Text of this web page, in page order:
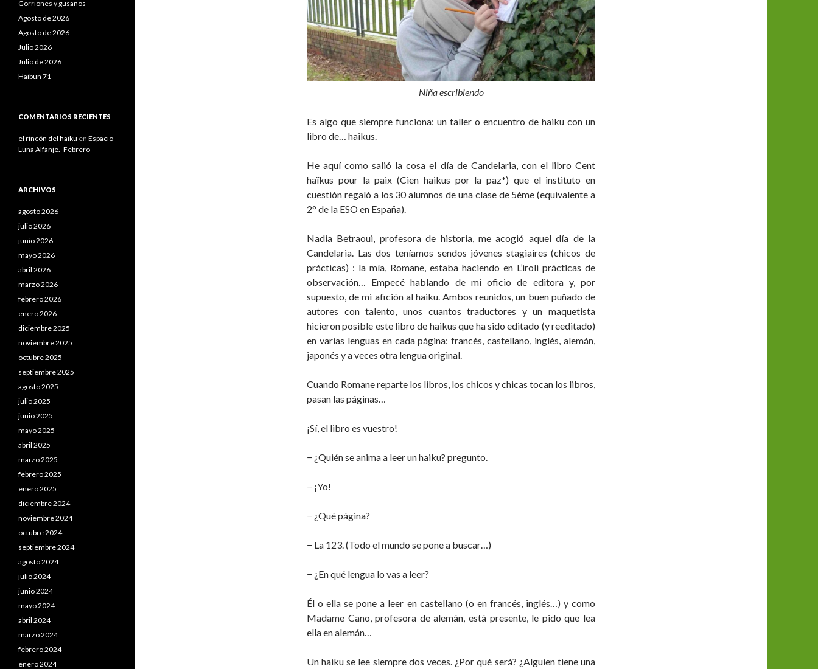
Niña escribiendo
Es algo que siempre funciona: un taller o encuentro de haiku con un
libro de… haikus.
He aquí como salió la cosa el día de Candelaria, con el libro Cent
haïkus pour la paix (Cien haikus por la paz*) que el instituto en
cuestión regaló a los 30 alumnos de una clase de 5ème (equivalente a
2° de la ESO en España).
Nadia Betraoui, profesora de historia, me acogió aquel día de la
Candelaria. Las dos teníamos sendos jóvenes stagiaires (chicos de
prácticas) : la mía, Romane, estaba haciendo en L’iroli prácticas de
observación… Empecé hablando de mi oficio de editora y, por
supuesto, de mi afición al haiku. Ambos reunidos, un buen puñado de
autores con talento, unos cuantos traductores y un maquetista
hicieron posible este libro de haikus que ha sido editado (y reeditado)
en varias lenguas en cada página: francés, castellano, inglés, alemán,
japonés y a veces otra lengua original.
Cuando Romane reparte los libros, los chicos y chicas tocan los libros,
pasan las páginas…
¡Sí, el libro es vuestro!
− ¿Quién se anima a leer un haiku? pregunto.
− ¡Yo!
− ¿Qué página?
− La 123. (Todo el mundo se pone a buscar…)
− ¿En qué lengua lo vas a leer?
Él o ella se pone a leer en castellano (o en francés, inglés…) y como
Madame Cano, profesora de alemán, está presente, le pido que lea
ella en alemán…
Un haiku se lee siempre dos veces. ¿Por qué será? ¿Alguien tiene una
Gorriones y gusanos
Agosto de 2026
Agosto de 2026
Julio 2026
Julio de 2026
Haibun 71
COMENTARIOS RECIENTES
el rincón del haiku en Espacio
Luna Alfanje.- Febrero
ARCHIVOS
agosto 2026
julio 2026
junio 2026
mayo 2026
abril 2026
marzo 2026
febrero 2026
enero 2026
diciembre 2025
noviembre 2025
octubre 2025
septiembre 2025
agosto 2025
julio 2025
junio 2025
mayo 2025
abril 2025
marzo 2025
febrero 2025
enero 2025
diciembre 2024
noviembre 2024
octubre 2024
septiembre 2024
agosto 2024
julio 2024
junio 2024
mayo 2024
abril 2024
marzo 2024
febrero 2024
enero 2024